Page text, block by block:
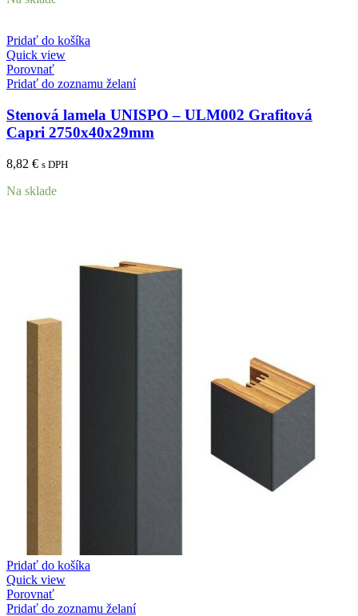
Pridať do košíka
Quick view
Porovnať
Pridať do zoznamu želaní
Stenová lamela UNISPO – ULM002 Grafitová
Capri 2750x40x29mm
8,82 € s DPH
Na sklade
Pridať do košíka
Quick view
Porovnať
Pridať do zoznamu želaní